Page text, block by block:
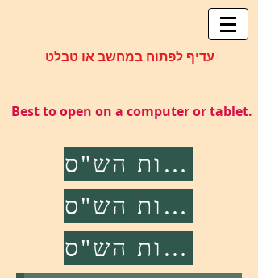
עדיף לפתוח במחשב או טבלט
Best to open on a computer or tablet.
מפתחות הש"ס
מחלוקות הש"ס
מקורות הש"ס